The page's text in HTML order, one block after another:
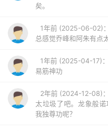
矣。
1年前 (2025-06-02)：
总感觉乔峰和阿朱有点
1年前 (2025-04-17)：
易筋神功
2年前 (2024-12-08)：
太垃圾了吧。龙象般
我独尊功呢？